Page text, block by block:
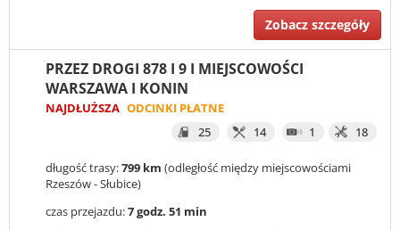
Zobacz szczegóły
PRZEZ DROGI 878 I 9 I MIEJSCOWOŚCI
WARSZAWA I KONIN
NAJDŁUŻSZA ODCINKI PŁATNE
25
14 1 18
długość trasy:799 km (odległość między miejscowościami
Rzeszów - Słubice)
czas przejazdu:7 godz. 51 min